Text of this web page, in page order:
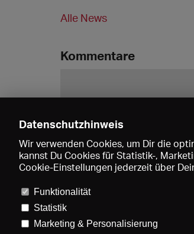
Alle News
Kommentare
Datenschutzhinweis
Wir verwenden Cookies, um Dir die
kannst Du Cookies für Statistik-,
Cookie-Einstellungen jederzeit über
Funktionalität
Statistik
Marketing & Personalisierung